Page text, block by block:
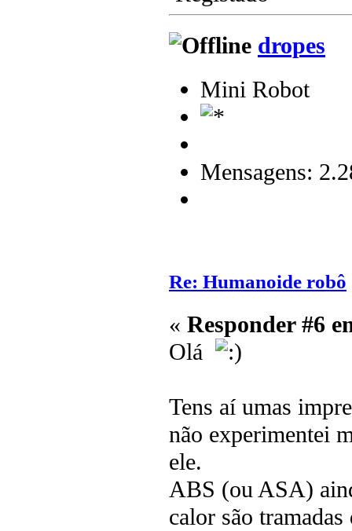
dropes
Mini Robot
Mensagens:
Re: Humanoide robô
« Responder #6
Olá
Tens aí umas
não experimentei
ele.
ABS (ou ASA)
calor são